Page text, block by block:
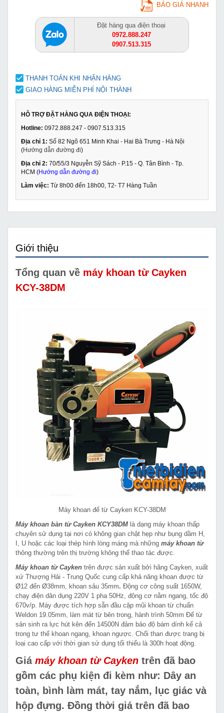
BÁO GIÁ NHANH
Đặt hàng qua điện thoại
0972.888.247
0907.513.315
THANH TOÁN KHI NHẬN HÀNG
GIAO HÀNG MIỄN PHÍ NỘI THÀNH
HỖ TRỢ ĐẶT HÀNG QUA ĐIỆN THOẠI:
Hotline: 0972.888.247 - 0907.513.315
Địa chỉ 1: Số 82 Ngõ 651 Minh Khai - Hai Bà Trưng - Hà Nội
(Hướng dẫn đường đi)
Địa chỉ 2: 70/55/3 Nguyễn Sỹ Sách - P.15 - Q. Tân Bình - Tp.
HCM (Hướng dẫn đường đi)
Làm việc: Từ 8h00 đến 18h00, T2- T7 Hàng Tuần
Giới thiệu
Tổng quan về máy khoan từ Cayken
KCY-38DM
Máy khoan đế từ Cayken KCY-38DM
Máy khoan bàn từ Cayken KCY38DM là dạng máy khoan thấp
chuyên sử dụng tại nơi có không gian chật hẹp như bụng dầm H,
I, U hoặc các loại thép hình lòng máng mà những máy khoan từ
thông thường trên thị trường không thể thao tác được.
Máy khoan từ Cayken trên được sản xuất bởi hãng Cayken, xuất
xứ Thượng Hải - Trung Quốc cung cấp khả năng khoan được từ
Ø12 đến Ø38mm, khoan sâu 35mm. Động cơ công suất 1650W,
chạy điện dân dụng 220V 1 pha 50Hz, động cơ nằm ngang, tốc độ
670v/p. Máy được tích hợp sẵn đầu cặp mũi khoan từ chuẩn
Weldon 19.05mm, làm mát từ bên trong, hành trình 50mm Đế từ
sản sinh ra lực hút kên đến 14500N đảm bảo độ bám dính kể cả
trong tư thế khoan ngang, khoan ngược. Chổi than được trang bị
loại cao cấp với thời gian sử dụng tối thiểu là 300h hoạt động.
Giá máy khoan từ Cayken trên đã bao
gồm các phụ kiện đi kèm như: Dây an
toàn, bình làm mát, tay nắm, lục giác và
hộp đựng. Đồng thời giá trên đã bao